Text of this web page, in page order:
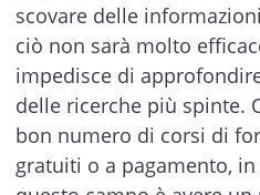
scovare delle
ciò non sarà molto
impedisce di
delle ricerche più spinte.
bon numero di corsi di
gratuiti o a pagamento,